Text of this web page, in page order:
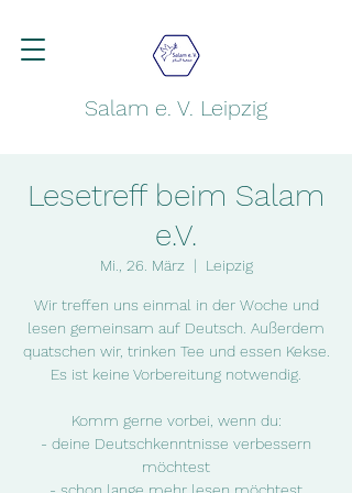
Salam e. V. Leipzig
Lesetreff beim Salam
e.V.
Mi., 26. März
  |
Leipzig
Wir treffen uns einmal in der Woche und
lesen gemeinsam auf Deutsch. Außerdem
quatschen wir, trinken Tee und essen Kekse.
Es ist keine Vorbereitung notwendig.
Komm gerne vorbei, wenn du:
- deine Deutschkenntnisse verbessern
möchtest